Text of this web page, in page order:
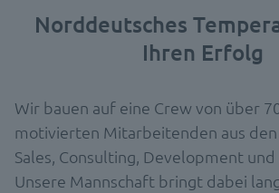
Norddeutsches
Ihren Erfolg
Wir bauen auf eine Crew von über
motivierten Mitarbeitenden aus den
Sales, Consulting, Development
Unsere Mannschaft bringt dabei